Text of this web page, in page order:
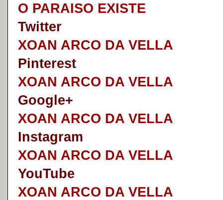
O PARAISO EXISTE
Twitter
XOAN ARCO DA VELLA
Pinterest
XOAN ARCO DA VELLA
Google+
XOAN ARCO DA VELLA
Instagram
XOAN ARCO DA VELLA
YouTube
XOAN ARCO DA VELLA